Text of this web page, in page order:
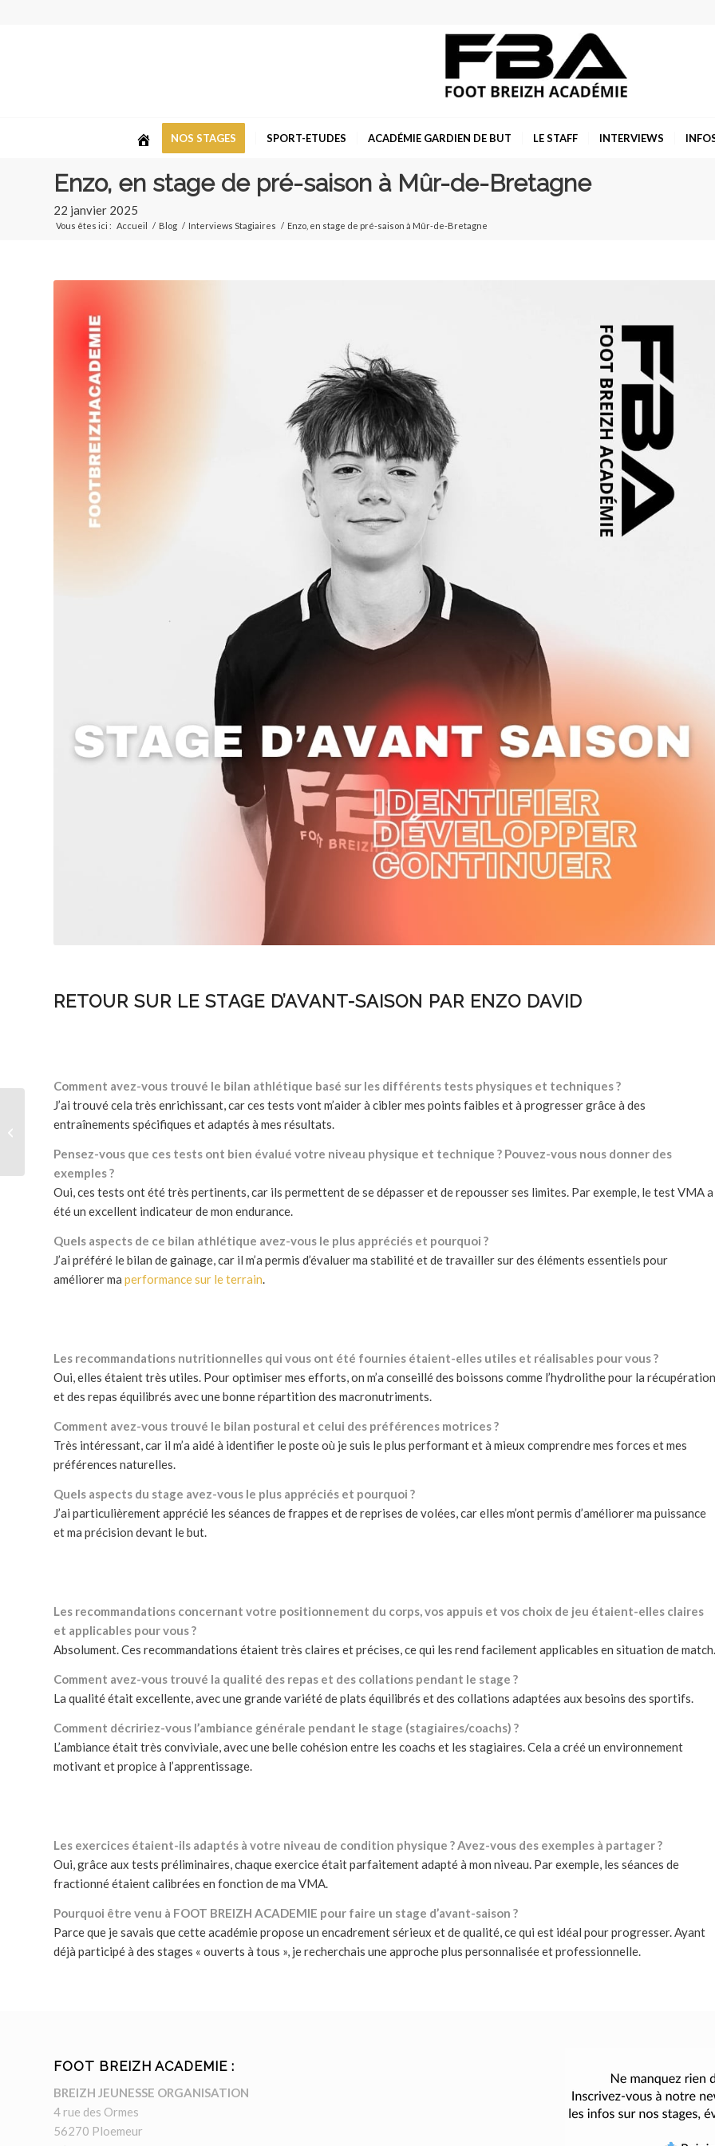
NOS STAGES SPORT-ETUDES ACADÉMIE GARDIEN DE BUT LE STAFF INTERVIEWS
Enzo, en stage de pré-saison à Mûr-de-Bretagne
22 janvier 2025
Vous êtes ici : Accueil / Blog / Interviews Stagiaires / Enzo, en stage de pré-saison à Mûr-de-Bretagne
RETOUR SUR LE STAGE D’AVANT-SAISON PAR ENZO DAVID
Comment avez-vous trouvé le bilan athlétique basé sur les différents tests physiques et techniques ?
J’ai trouvé cela très enrichissant, car ces tests vont m’aider à cibler mes points faibles et à progresser grâce à des
entraînements spécifiques et adaptés à mes résultats.
Pensez-vous que ces tests ont bien évalué votre niveau physique et technique ? Pouvez-vous nous donner des
exemples ?
Oui, ces tests ont été très pertinents, car ils permettent de se dépasser et de repousser ses limites. Par exemple, le test VMA a
été un excellent indicateur de mon endurance.
Quels aspects de ce bilan athlétique avez-vous le plus appréciés et pourquoi ?
J’ai préféré le bilan de gainage, car il m’a permis d’évaluer ma stabilité et de travailler sur des éléments essentiels pour
améliorer ma performance sur le terrain
Les recommandations nutritionnelles qui vous ont été fournies étaient-elles utiles et réalisables pour vous ?
Oui, elles étaient très utiles. Pour optimiser mes efforts, on m’a conseillé des boissons comme l’hydrolithe pour la
et des repas équilibrés avec une bonne répartition des macronutriments.
Comment avez-vous trouvé le bilan postural et celui des préférences motrices ?
Très intéressant, car il m’a aidé à identifier le poste où je suis le plus performant et à mieux comprendre mes forces et mes
préférences naturelles.
Quels aspects du stage avez-vous le plus appréciés et pourquoi ?
J’ai particulièrement apprécié les séances de frappes et de reprises de volées, car elles m’ont permis d’améliorer ma puissance
et ma précision devant le but.
Les recommandations concernant votre positionnement du corps, vos appuis et vos choix de jeu étaient-elles claires
et applicables pour vous ?
Absolument. Ces recommandations étaient très claires et précises, ce qui les rend facilement applicables en situation de match.
Comment avez-vous trouvé la qualité des repas et des collations pendant le stage ?
La qualité était excellente, avec une grande variété de plats équilibrés et des collations adaptées aux besoins des sportifs.
Comment décririez-vous l’ambiance générale pendant le stage (stagiaires/coachs) ?
L’ambiance était très conviviale, avec une belle cohésion entre les coachs et les stagiaires. Cela a créé un environnement
motivant et propice à l’apprentissage.
Les exercices étaient-ils adaptés à votre niveau de condition physique ? Avez-vous des exemples à partager ?
Oui, grâce aux tests préliminaires, chaque exercice était parfaitement adapté à mon niveau. Par exemple, les séances de
fractionné étaient calibrées en fonction de ma VMA.
Pourquoi être venu à FOOT BREIZH ACADEMIE pour faire un stage d’avant-saison ?
Parce que je savais que cette académie propose un encadrement sérieux et de qualité, ce qui est idéal pour progresser. Ayant
déjà participé à des stages « ouverts à tous », je recherchais une approche plus personnalisée et professionnelle.
FOOT BREIZH ACADEMIE :
BREIZH JEUNESSE ORGANISATION
4 rue des Ormes
56270 Ploemeur
sport-études foot
breizh academie !
scolaire